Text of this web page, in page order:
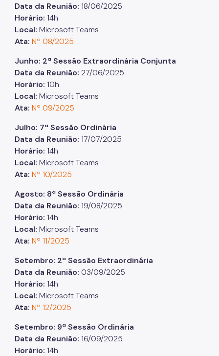
Data da Reunião: 18/06/2025
Horário: 14h
Local: Microsoft Teams
Ata: Nº 08/2025
Junho: 2ª Sessão Extraordinária Conjunta
Data da Reunião: 27/06/2025
Horário: 10h
Local: Microsoft Teams
Ata: Nº 09/2025
Julho: 7ª Sessão Ordinária
Data da Reunião: 17/07/2025
Horário: 14h
Local: Microsoft Teams
Ata: Nº 10/2025
Agosto: 8ª Sessão Ordinária
Data da Reunião: 19/08/2025
Horário: 14h
Local: Microsoft Teams
Ata: Nº 11/2025
Setembro: 2ª Sessão Extraordinária
Data da Reunião: 03/09/2025
Horário: 14h
Local: Microsoft Teams
Ata: Nº 12/2025
Setembro: 9ª Sessão Ordinária
Data da Reunião: 16/09/2025
Horário: 14h